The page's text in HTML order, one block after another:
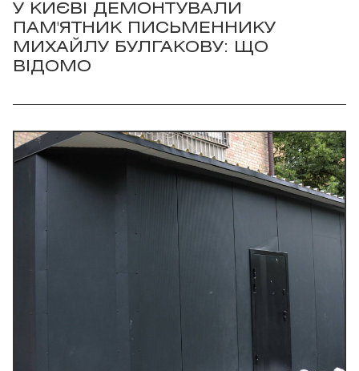
У КИЄВІ ДЕМОНТУВАЛИ
ПАМ'ЯТНИК ПИСЬМЕННИКУ
МИХАЙЛУ БУЛГАКОВУ: ЩО
ВІДОМО